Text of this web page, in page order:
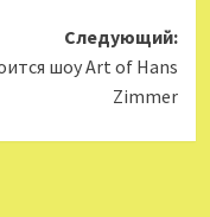
Следующий:
шоу Art of Hans
Zimmer